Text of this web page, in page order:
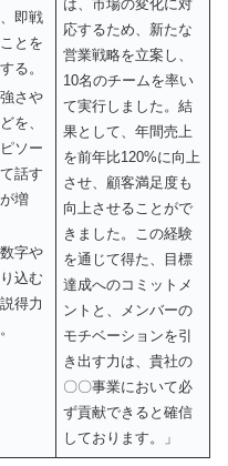
即戦
とを
る。
さや
を、
ソー
話す
増
字や
込む
得力
は、市場の変化に対
応するため、新たな
営業戦略を立案し、
10名のチームを率い
て実行しました。結
果として、年間売上
を前年比120%に向上
させ、顧客満足度も
向上させることがで
きました。この経験
を通じて得た、目標
達成へのコミットメ
ントと、メンバーの
モチベーションを引
き出す力は、貴社の
〇〇事業において必
ず貢献できると確信
しております。」